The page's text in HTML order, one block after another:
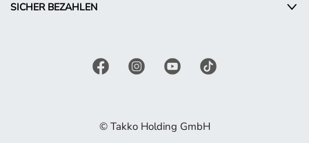
SICHER BEZAHLEN
© Takko Holding GmbH